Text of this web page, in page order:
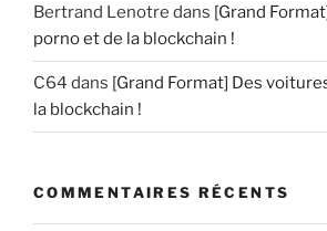
Bertrand Lenotre dans [Grand
porno et de la blockchain !
C64 dans [Grand Format] Des
la blockchain !
COMMENTAIRES RÉCENTS